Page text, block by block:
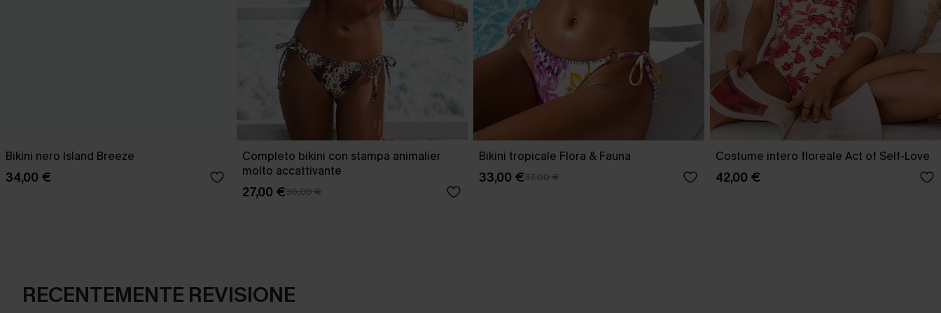
Bikini nero Island Breeze
34,00 €
Completo bikini con stampa animalier
molto accattivante
27,00 €30,00 €
Bikini tropicale Flora & Fauna
33,00 €37,00 €
Costume intero floreale Act of Self-Love
42,00 €
RECENTEMENTE REVISIONE